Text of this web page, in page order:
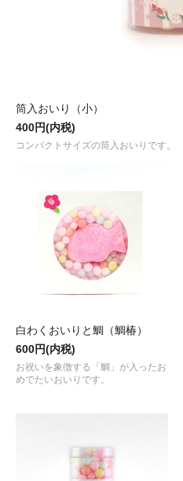
筒入おいり（小）
400円(内税)
コンパクトサイズの筒入おいりです。
白わくおいりと鯛（鯛椿）
600円(内税)
お祝いを象徴する「鯛」が入ったお
めでたいおいりです。